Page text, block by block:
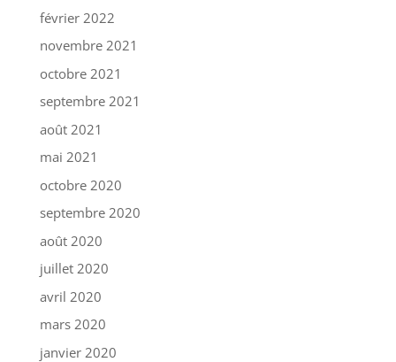
février 2022
novembre 2021
octobre 2021
septembre 2021
août 2021
mai 2021
octobre 2020
septembre 2020
août 2020
juillet 2020
avril 2020
mars 2020
janvier 2020